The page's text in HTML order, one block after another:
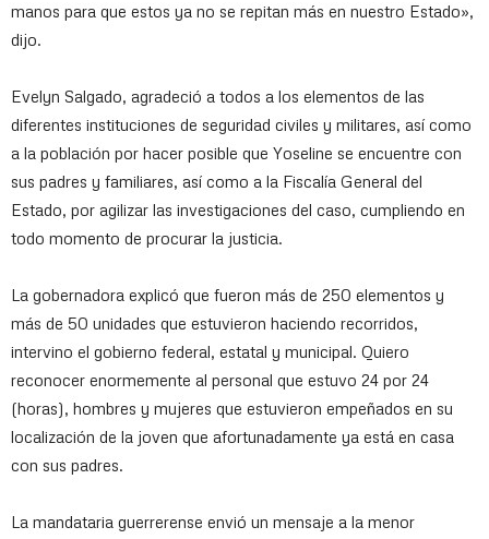
manos para que estos ya no se repitan más en nuestro Estado»,
dijo.
Evelyn Salgado, agradeció a todos a los elementos de las
diferentes instituciones de seguridad civiles y militares, así como
a la población por hacer posible que Yoseline se encuentre con
sus padres y familiares, así como a la Fiscalía General del
Estado, por agilizar las investigaciones del caso, cumpliendo en
todo momento de procurar la justicia.
La gobernadora explicó que fueron más de 250 elementos y
más de 50 unidades que estuvieron haciendo recorridos,
intervino el gobierno federal, estatal y municipal. Quiero
reconocer enormemente al personal que estuvo 24 por 24
(horas), hombres y mujeres que estuvieron empeñados en su
localización de la joven que afortunadamente ya está en casa
con sus padres.
La mandataria guerrerense envió un mensaje a la menor